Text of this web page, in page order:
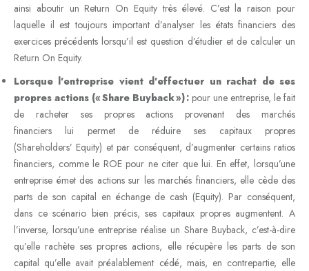
ainsi aboutir un Return On Equity très élevé. C’est la raison pour
laquelle il est toujours important d’analyser les états financiers des
exercices précédents lorsqu’il est question d’étudier et de calculer un
Return On Equity.
Lorsque l’entreprise vient d’effectuer un rachat de ses
propres actions (« Share Buyback ») : pour une entreprise, le fait
de racheter ses propres actions provenant des marchés
financiers lui permet de réduire ses capitaux propres
(Shareholders’ Equity) et par conséquent, d’augmenter certains ratios
financiers, comme le ROE pour ne citer que lui. En effet, lorsqu’une
entreprise émet des actions sur les marchés financiers, elle cède des
parts de son capital en échange de cash (Equity). Par conséquent,
dans ce scénario bien précis, ses capitaux propres augmentent. A
l’inverse, lorsqu’une entreprise réalise un Share Buyback, c’est-à-dire
qu’elle rachète ses propres actions, elle récupère les parts de son
capital qu’elle avait préalablement cédé, mais, en contrepartie, elle